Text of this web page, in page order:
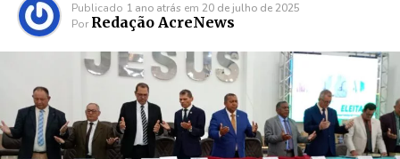
Publicado 1 ano atrás em 20 de julho de 2025
Por Redação AcreNews